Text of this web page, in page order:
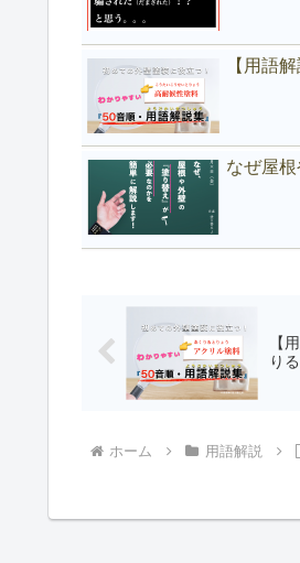
【用語
なぜ屋
【
り
ホーム 用語解説